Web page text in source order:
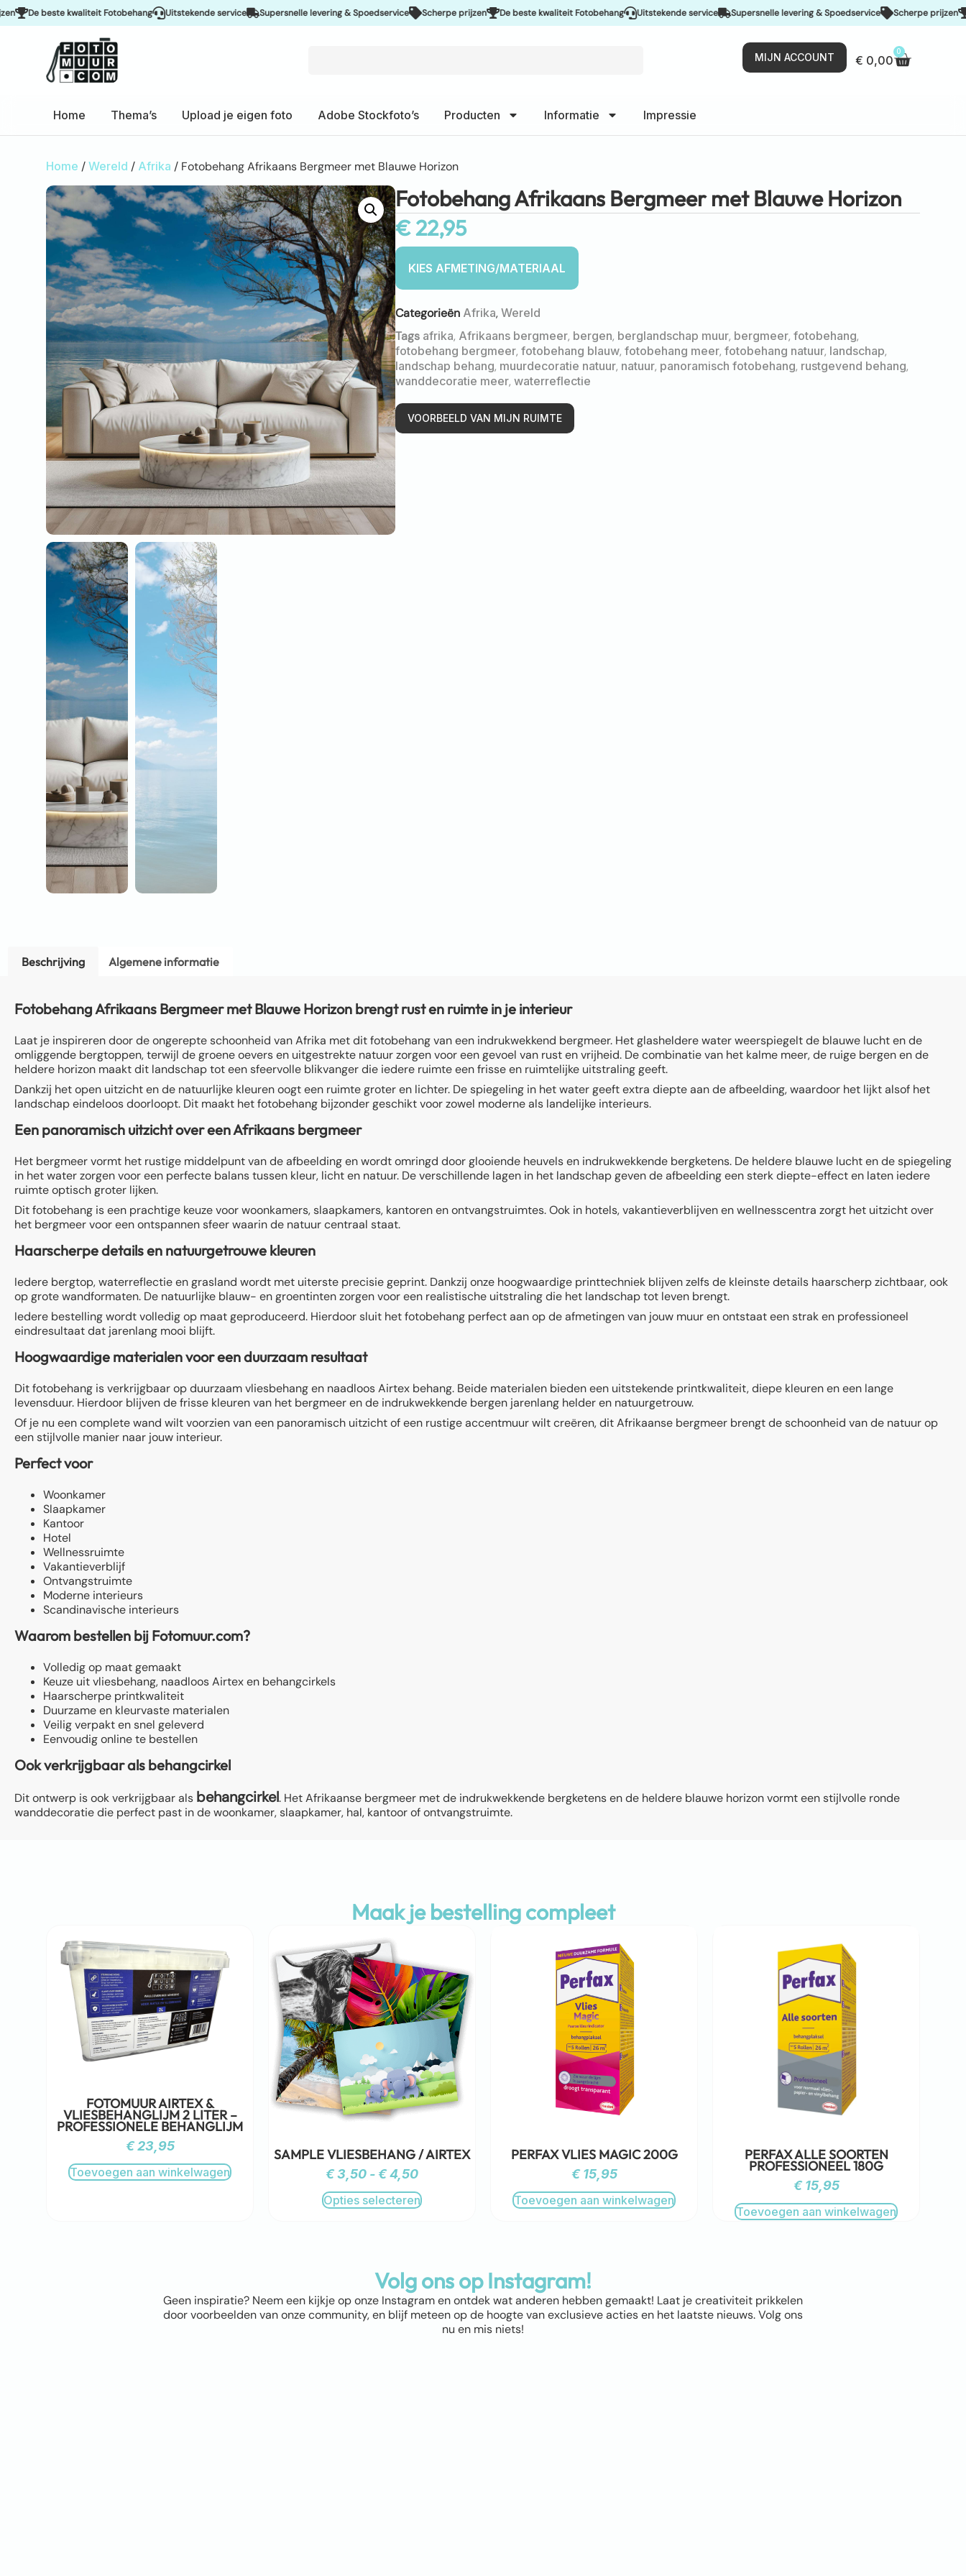
beste kwaliteit Fotobehang Uitstekende service Supersnelle levering & Spoedservice Scherpe prijzen De beste kwaliteit Fotobehang Uitstekende service Supersnelle levering & Spoedservice Scherpe prijzen De
MIJN ACCOUNT € 0,00
0
Home Thema’s Upload je eigen foto Adobe Stockfoto’s Producten Informatie Impressie
Home / Wereld / Afrika / Fotobehang Afrikaans Bergmeer met Blauwe Horizon
Fotobehang Afrikaans Bergmeer met Blauwe Horizon
€22,95
Categorieën Afrika,Wereld
Tags afrika, Afrikaans bergmeer, bergen, berglandschap muur, bergmeer,fotobehang,
fotobehang bergmeer,fotobehang blauw,fotobehang meer,fotobehang natuur, landschap,
landschap behang, muurdecoratie natuur, natuur, panoramisch fotobehang, rustgevend behang,
wanddecoratie meer,waterreflectie
VOORBEELD VAN MIJN RUIMTE
Beschrijving Algemene informatie
Fotobehang Afrikaans Bergmeer met Blauwe Horizon brengt rust en ruimte in je interieur
Laat je inspireren door de ongerepte schoonheid van Afrika met dit fotobehang van een indrukwekkend bergmeer. Het glasheldere water weerspiegelt de blauwe lucht en de
omliggende bergtoppen, terwijl de groene oevers en uitgestrekte natuur zorgen voor een gevoel van rust en vrijheid. De combinatie van het kalme meer, de ruige bergen en de
heldere horizon maakt dit landschap tot een sfeervolle blikvanger die iedere ruimte een frisse en ruimtelijke uitstraling geeft.
Dankzij het open uitzicht en de natuurlijke kleuren oogt een ruimte groter en lichter. De spiegeling in het water geeft extra diepte aan de afbeelding, waardoor het lijkt alsof het
landschap eindeloos doorloopt. Dit maakt het fotobehang bijzonder geschikt voor zowel moderne als landelijke interieurs.
Een panoramisch uitzicht over een Afrikaans bergmeer
Het bergmeer vormt het rustige middelpunt van de afbeelding en wordt omringd door glooiende heuvels en indrukwekkende bergketens. De heldere blauwe lucht en de spiegeling
in het water zorgen voor een perfecte balans tussen kleur, licht en natuur. De verschillende lagen in het landschap geven de afbeelding een sterk diepte-effect en laten iedere
ruimte optisch groter lijken.
Dit fotobehang is een prachtige keuze voor woonkamers, slaapkamers, kantoren en ontvangstruimtes. Ook in hotels, vakantieverblijven en wellnesscentra zorgt het uitzicht over
het bergmeer voor een ontspannen sfeer waarin de natuur centraal staat.
Haarscherpe details en natuurgetrouwe kleuren
Iedere bergtop, waterreflectie en grasland wordt met uiterste precisie geprint. Dankzij onze hoogwaardige printtechniek blijven zelfs de kleinste details haarscherp zichtbaar, ook
op grote wandformaten. De natuurlijke blauw- en groentinten zorgen voor een realistische uitstraling die het landschap tot leven brengt.
Iedere bestelling wordt volledig op maat geproduceerd. Hierdoor sluit het fotobehang perfect aan op de afmetingen van jouw muur en ontstaat een strak en professioneel
eindresultaat dat jarenlang mooi blijft.
Hoogwaardige materialen voor een duurzaam resultaat
Dit fotobehang is verkrijgbaar op duurzaam vliesbehang en naadloos Airtex behang. Beide materialen bieden een uitstekende printkwaliteit, diepe kleuren en een lange
levensduur. Hierdoor blijven de frisse kleuren van het bergmeer en de indrukwekkende bergen jarenlang helder en natuurgetrouw.
Of je nu een complete wand wilt voorzien van een panoramisch uitzicht of een rustige accentmuur wilt creëren, dit Afrikaanse bergmeer brengt de schoonheid van de natuur op
een stijlvolle manier naar jouw interieur.
Perfect voor
Woonkamer
Slaapkamer
Kantoor
Hotel
Wellnessruimte
Vakantieverblijf
Ontvangstruimte
Moderne interieurs
Scandinavische interieurs
Waarom bestellen bij Fotomuur.com?
Volledig op maat gemaakt
Keuze uit vliesbehang, naadloos Airtex en behangcirkels
Haarscherpe printkwaliteit
Duurzame en kleurvaste materialen
Veilig verpakt en snel geleverd
Eenvoudig online te bestellen
Ook verkrijgbaar als behangcirkel
Dit ontwerp is ook verkrijgbaar als behangcirkel. Het Afrikaanse bergmeer met de indrukwekkende bergketens en de heldere blauwe horizon vormt een stijlvolle ronde
wanddecoratie die perfect past in de woonkamer, slaapkamer, hal, kantoor of ontvangstruimte.
Maak je bestelling compleet
FOTOMUUR AIRTEX &
VLIESBEHANGLIJM 2 LITER –
PROFESSIONELE BEHANGLIJM
€23,95
Toevoegen aan winkelwagen
SAMPLE VLIESBEHANG / AIRTEX
€3,50 - €4,50
Opties selecteren
PERFAX VLIES MAGIC 200G
€15,95
Toevoegen aan winkelwagen
PERFAX ALLE SOORTEN
PROFESSIONEEL 180G
€15,95
Toevoegen aan winkelwagen
Volg ons op Instagram!
Geen inspiratie? Neem een kijkje op onze Instagram en ontdek wat anderen hebben gemaakt! Laat je creativiteit prikkelen
door voorbeelden van onze community, en blijf meteen op de hoogte van exclusieve acties en het laatste nieuws. Volg ons
nu en mis niets!